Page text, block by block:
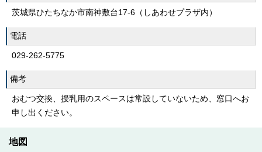
茨城県ひたちなか市南神敷台17-6（しあわせプラザ内）
電話
029-262-5775
備考
おむつ交換、授乳用のスペースは常設していないため、窓口へお
申し出ください。
地図